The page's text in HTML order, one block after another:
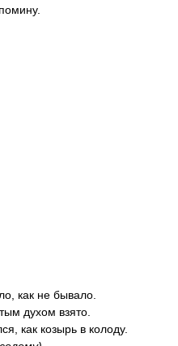
как не бывало.
духом взято.
как козырь в колоду.